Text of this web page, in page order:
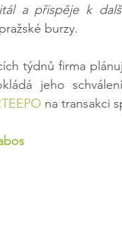
a přispěje k
burzy.
týdnů firma
jeho
na transakci